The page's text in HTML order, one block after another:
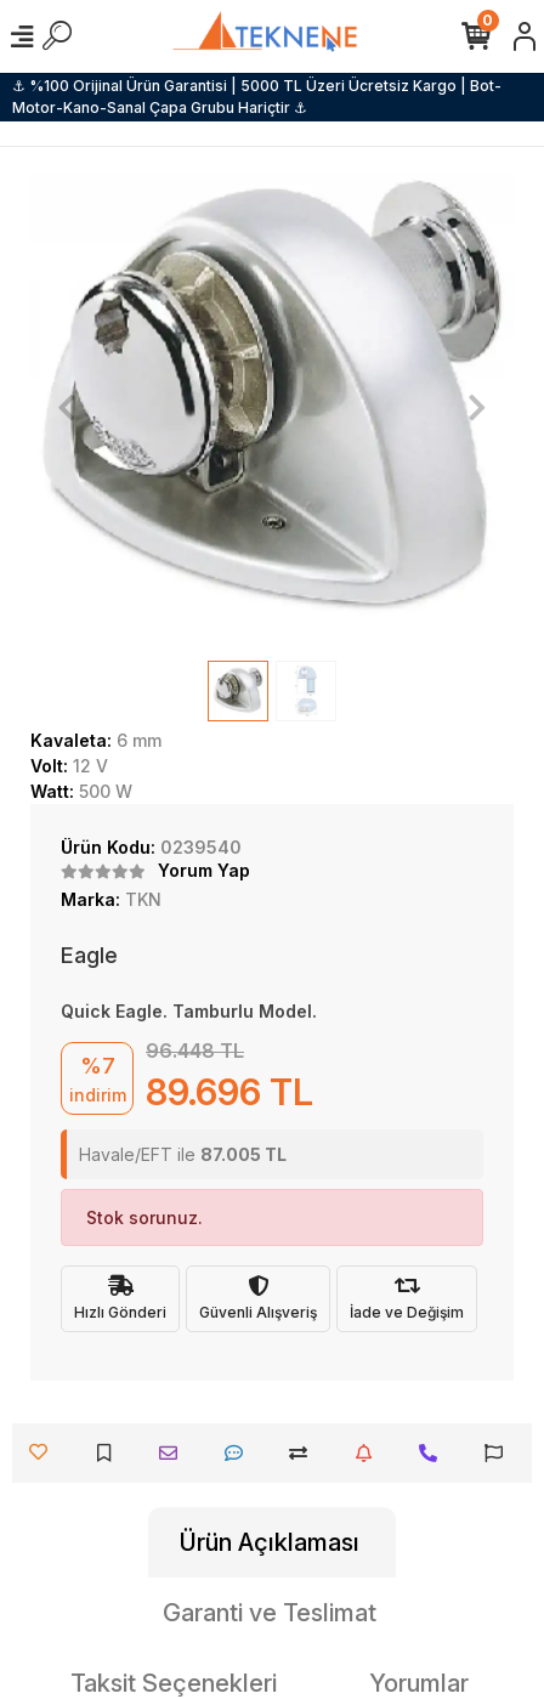
⚓ %100 Orijinal Ürün Garantisi | 5000 TL Üzeri Ücretsiz Kargo | Bot-
Motor-Kano-Sanal Çapa Grubu Hariçtir ⚓
0
Kavaleta: 6 mm
Volt: 12 V
Watt: 500 W
Ürün Kodu: 0239540
Yorum Yap
Marka: TKN
Eagle
Quick Eagle. Tamburlu Model.
%7
indirim
96.448 TL
89.696 TL
Havale/EFT ile 87.005 TL
Stok sorunuz.
Hızlı Gönderi Güvenli Alışveriş İade ve Değişim
Ürün Açıklaması
Garanti ve Teslimat
Taksit Seçenekleri Yorumlar